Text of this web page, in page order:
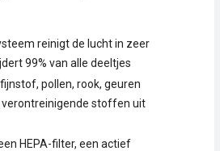
reinigt de lucht in zeer
99% van alle deeltjes
pollen, rook, geuren
stoffen uit
HEPA-filter, een actief